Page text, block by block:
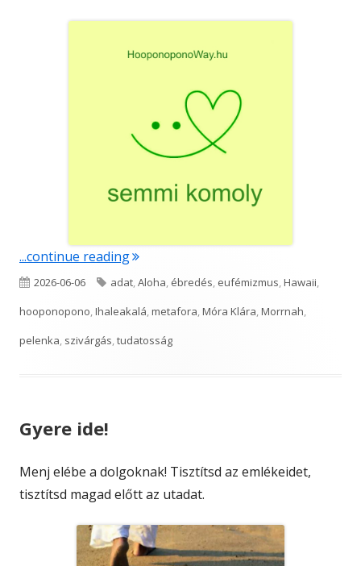
...continue reading"Semmi komoly"
Published
on
2026-06-06 Tags
adat,Aloha, ébredés, eufémizmus,Hawaii,
hooponopono,Ihaleakalá,metafora,Móra Klára,Morrnah,
pelenka, szivárgás,tudatosság
Gyere ide!
Menj elébe a dolgoknak! Tisztítsd az emlékeidet,
tisztítsd magad előtt az utadat.